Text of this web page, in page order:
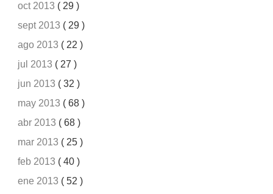
oct 2013 ( 29 )
sept 2013 ( 29 )
ago 2013 ( 22 )
jul 2013 ( 27 )
jun 2013 ( 32 )
may 2013 ( 68 )
abr 2013 ( 68 )
mar 2013 ( 25 )
feb 2013 ( 40 )
ene 2013 ( 52 )